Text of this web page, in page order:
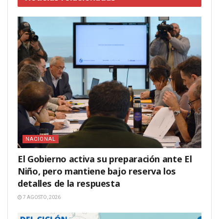
NACIONAL
El Gobierno activa su preparación ante El
Niño, pero mantiene bajo reserva los
detalles de la respuesta
7 AGOSTO, 2026